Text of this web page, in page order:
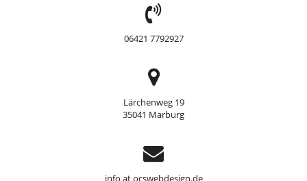
TEL:
06421 7792927
Adresse
Lärchenweg 19
35041 Marburg
Support
info at ocswebdesign.de